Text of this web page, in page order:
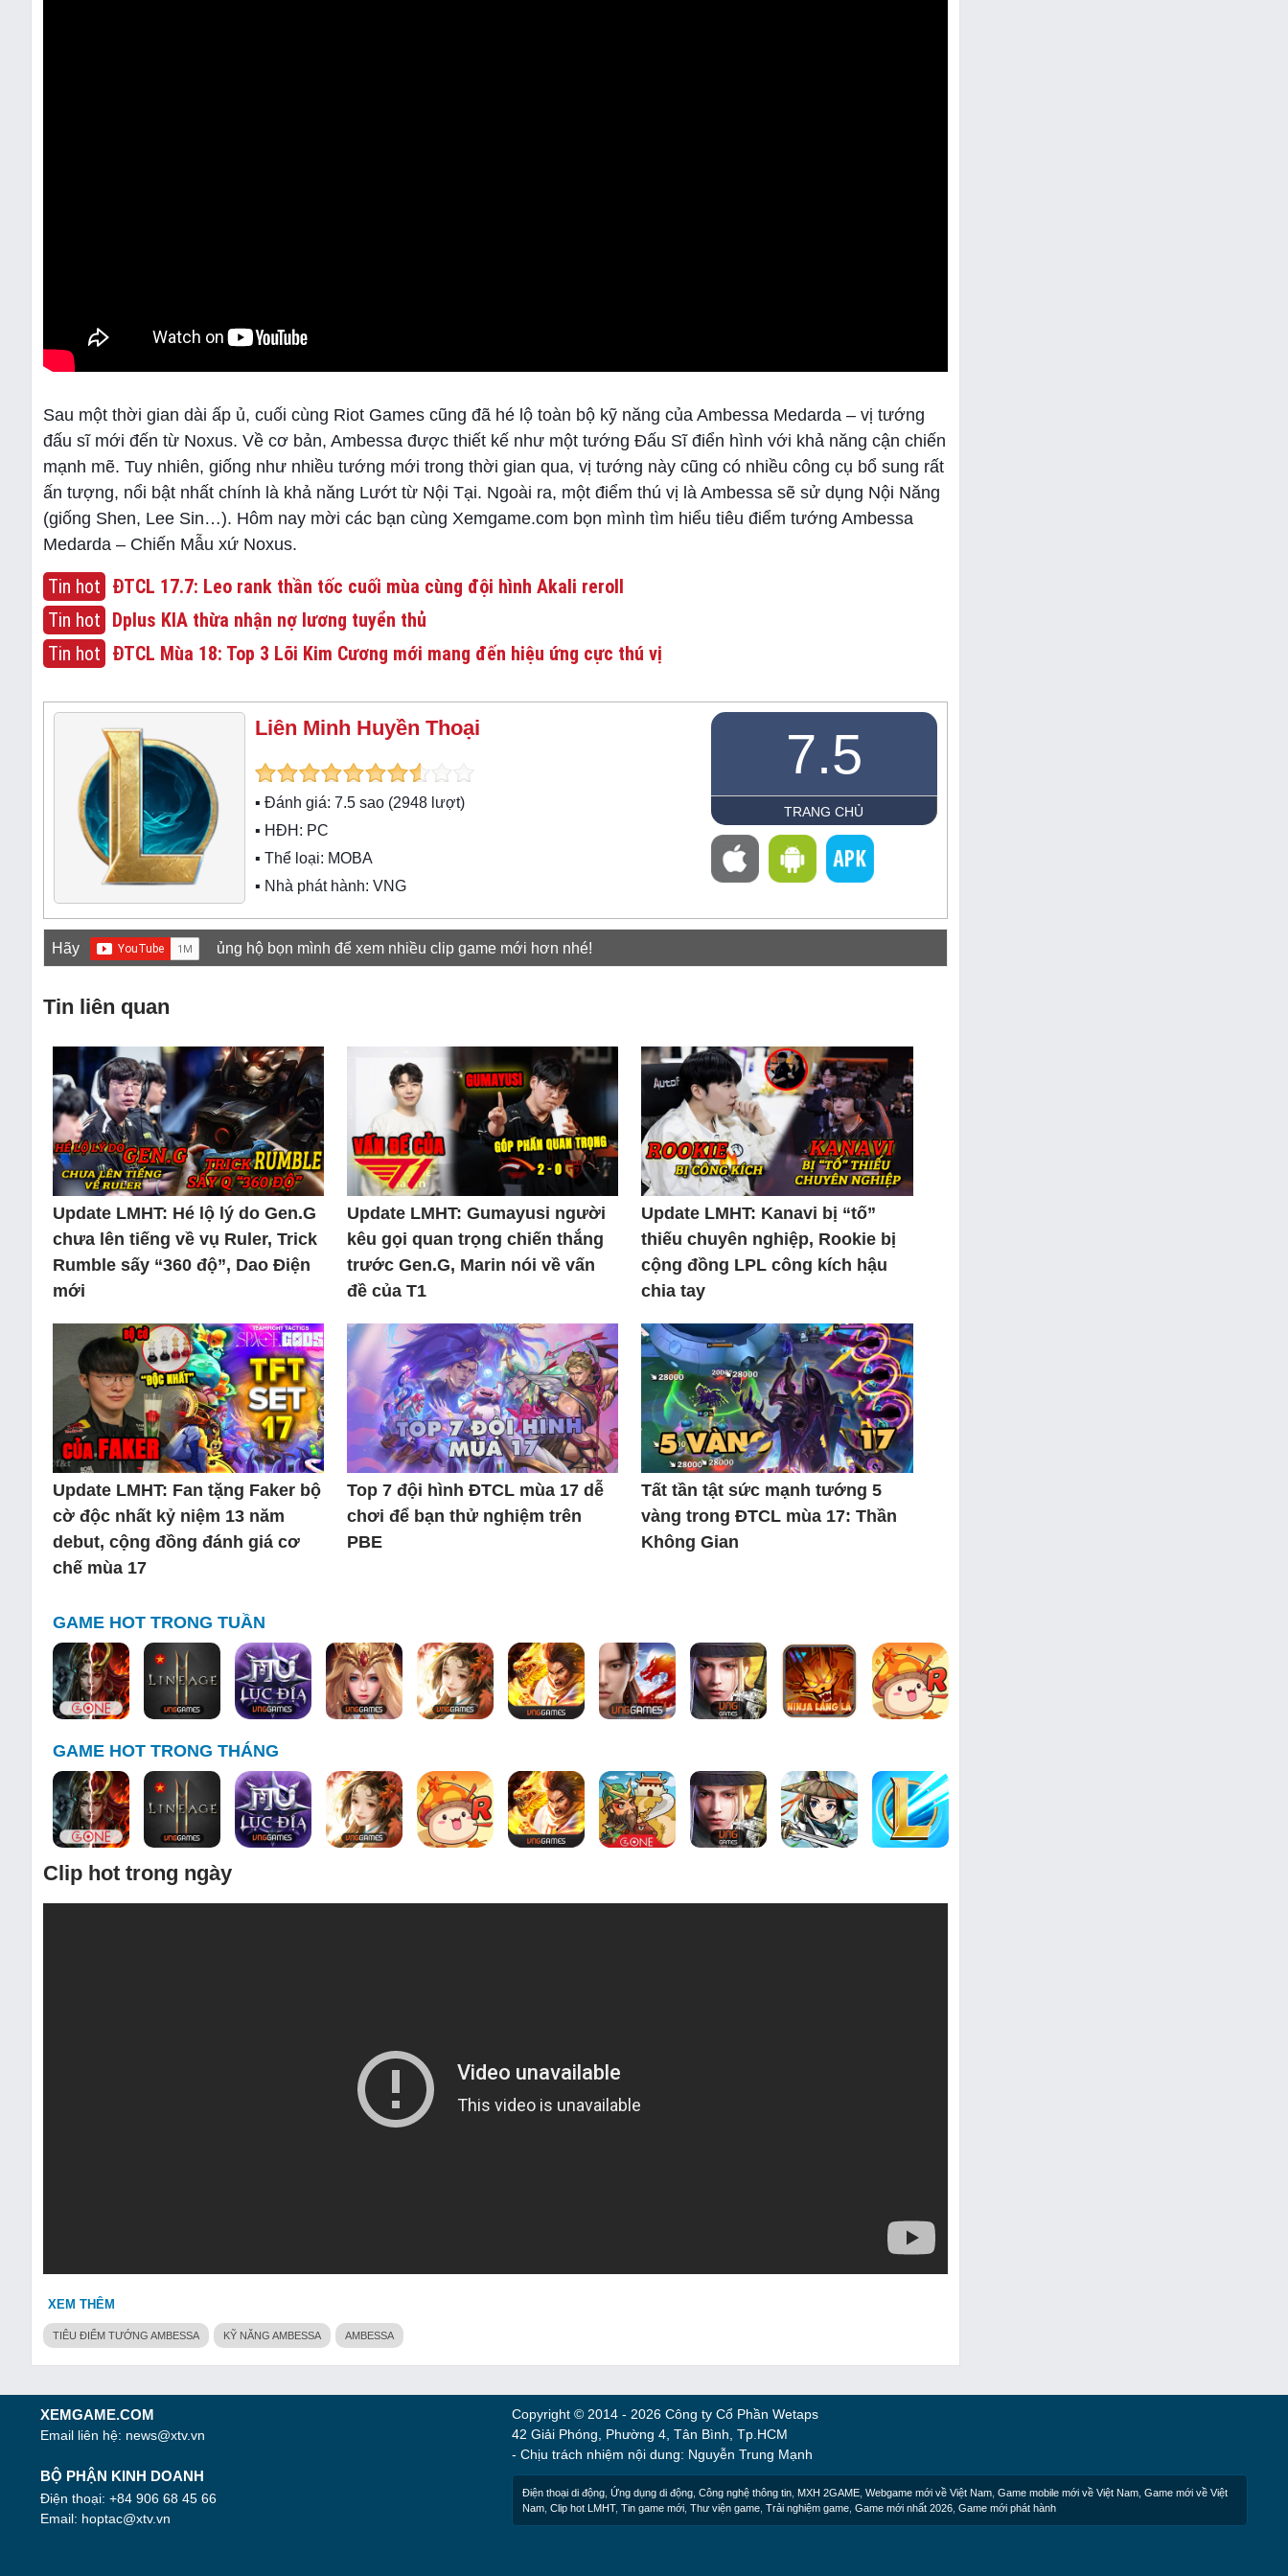
Sau một thời gian dài ấp ủ, cuối cùng Riot Games cũng đã hé lộ toàn bộ kỹ năng của Ambessa Medarda – vị tướng
đấu sĩ mới đến từ Noxus. Về cơ bản, Ambessa được thiết kế như một tướng Đấu Sĩ điển hình với khả năng cận chiến
mạnh mẽ. Tuy nhiên, giống như nhiều tướng mới trong thời gian qua, vị tướng này cũng có nhiều công cụ bổ sung rất
ấn tượng, nổi bật nhất chính là khả năng Lướt từ Nội Tại. Ngoài ra, một điểm thú vị là Ambessa sẽ sử dụng Nội Năng
(giống Shen, Lee Sin…). Hôm nay mời các bạn cùng Xemgame.com bọn mình tìm hiểu tiêu điểm tướng Ambessa
Medarda – Chiến Mẫu xứ Noxus.
Tin hot ĐTCL 17.7: Leo rank thần tốc cuối mùa cùng đội hình Akali reroll
Tin hot Dplus KIA thừa nhận nợ lương tuyển thủ
Tin hot ĐTCL Mùa 18: Top 3 Lõi Kim Cương mới mang đến hiệu ứng cực thú vị
Liên Minh Huyền Thoại
▪ Đánh giá: 7.5 sao (2948 lượt)
▪ HĐH: PC
▪ Thể loại: MOBA
▪ Nhà phát hành: VNG
7.5
TRANG CHỦ
Hãy ủng hộ bọn mình để xem nhiều clip game mới hơn nhé!
Tin liên quan
Update LMHT: Hé lộ lý do Gen.G
chưa lên tiếng về vụ Ruler, Trick
Rumble sấy “360 độ”, Dao Điện
mới
Update LMHT: Gumayusi người
kêu gọi quan trọng chiến thắng
trước Gen.G, Marin nói về vấn
đề của T1
Update LMHT: Kanavi bị “tố”
thiếu chuyên nghiệp, Rookie bị
cộng đồng LPL công kích hậu
chia tay
Update LMHT: Fan tặng Faker bộ
cờ độc nhất kỷ niệm 13 năm
debut, cộng đồng đánh giá cơ
chế mùa 17
Top 7 đội hình ĐTCL mùa 17 dễ
chơi để bạn thử nghiệm trên
PBE
Tất tần tật sức mạnh tướng 5
vàng trong ĐTCL mùa 17: Thần
Không Gian
GAME HOT TRONG TUẦN
GAME HOT TRONG THÁNG
Clip hot trong ngày
XEM THÊM
TIÊU ĐIỂM TƯỚNG AMBESSA KỸ NĂNG AMBESSA AMBESSA
XEMGAME.COM
Email liên hệ: news@xtv.vn
BỘ PHẬN KINH DOANH
Điện thoại: +84 906 68 45 66
Email: hoptac@xtv.vn
Copyright © 2014 - 2026 Công ty Cổ Phần Wetaps
42 Giải Phóng, Phường 4, Tân Bình, Tp.HCM
- Chịu trách nhiệm nội dung: Nguyễn Trung Mạnh
Điện thoại di động Ứng dụng di động Công nghệ thông tin MXH 2GAME Webgame mới về Việt Nam Game mobile mới về Việt Nam Game mới về Việt
Nam Clip hot LMHT, Tin game mới Thư viện game Trải nghiệm game Game mới nhất 2026 Game mới phát hành